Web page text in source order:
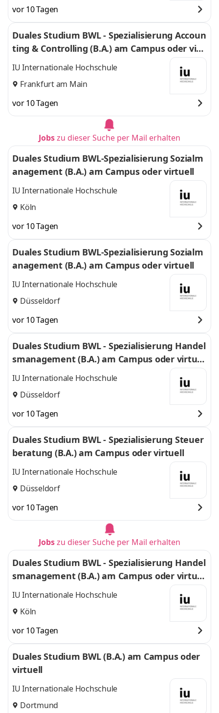
vor 10 Tagen
Duales Studium BWL - Spezialisierung Accoun
ting & Controlling (B.A.) am Campus oder virt
uell
IU Internationale Hochschule
Frankfurt am Main
vor 10 Tagen
Jobszu dieser Suche per Mail erhalten
Duales Studium BWL-Spezialisierung Sozialm
anagement (B.A.) am Campus oder virtuell
IU Internationale Hochschule
Köln
vor 10 Tagen
Duales Studium BWL-Spezialisierung Sozialm
anagement (B.A.) am Campus oder virtuell
IU Internationale Hochschule
Düsseldorf
vor 10 Tagen
Duales Studium BWL - Spezialisierung Handel
smanagement (B.A.) am Campus oder virtuel
l
IU Internationale Hochschule
Düsseldorf
vor 10 Tagen
Duales Studium BWL - Spezialisierung Steuer
beratung (B.A.) am Campus oder virtuell
IU Internationale Hochschule
Düsseldorf
vor 10 Tagen
Jobszu dieser Suche per Mail erhalten
Duales Studium BWL - Spezialisierung Handel
smanagement (B.A.) am Campus oder virtuel
l
IU Internationale Hochschule
Köln
vor 10 Tagen
Duales Studium BWL (B.A.) am Campus oder
virtuell
IU Internationale Hochschule
Dortmund